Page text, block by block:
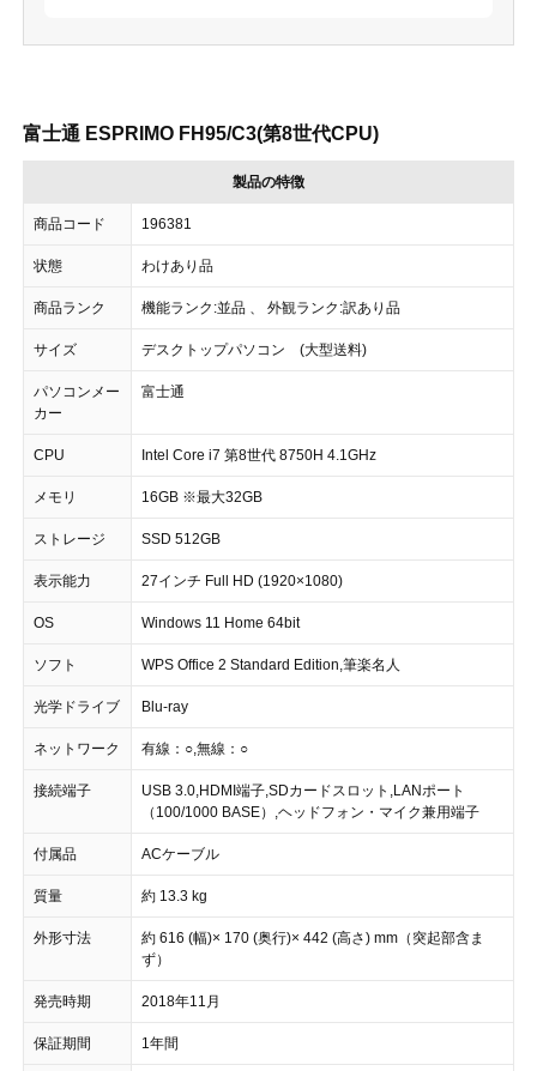
富士通 ESPRIMO FH95/C3(第8世代CPU)
製品の特徴
商品コード 196381
状態 わけあり品
商品ランク 機能ランク:並品 、 外観ランク:訳あり品
サイズ デスクトップパソコン (大型送料)
パソコンメー
カー
富士通
CPU Intel Core i7 第8世代 8750H 4.1GHz
メモリ 16GB ※最大32GB
ストレージ SSD 512GB
表示能力 27インチ Full HD (1920×1080)
OS Windows 11 Home 64bit
ソフト WPS Office 2 Standard Edition,筆楽名人
光学ドライブ Blu-ray
ネットワーク 有線：○,無線：○
接続端子
USB 3.0,HDMI端子,SDカードスロット,LANポート
（100/1000 BASE）,ヘッドフォン・マイク兼用端子
付属品 ACケーブル
質量 約 13.3 kg
外形寸法
約 616 (幅)× 170 (奥行)× 442 (高さ) mm（突起部含ま
ず）
発売時期 2018年11月
保証期間 1年間